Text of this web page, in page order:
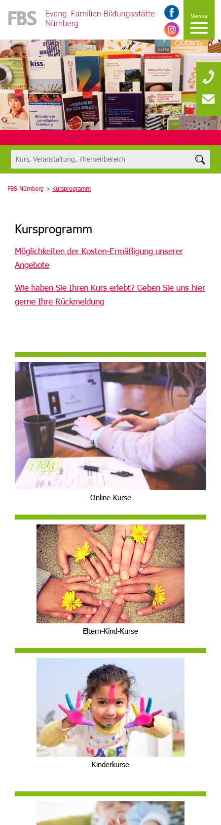
FBS-Nürnberg > Kursprogramm
Kursprogramm
Möglichkeiten der Kosten-Ermäßigung unserer
Angebote
Wie haben Sie Ihren Kurs erlebt? Geben Sie uns hier
gerne Ihre Rückmeldung
Online-Kurse
Eltern-Kind-Kurse
Kinderkurse